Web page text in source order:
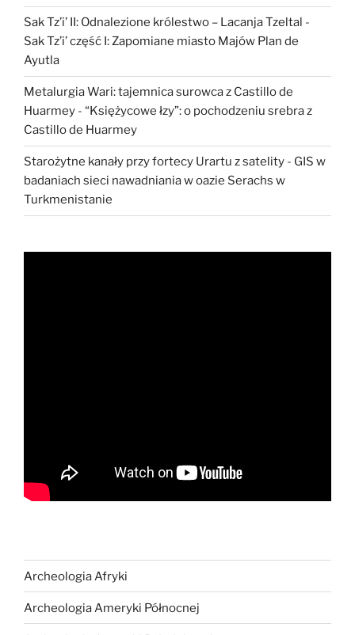
Sak Tz’i’ II: Odnalezione królestwo – Lacanja Tzeltal -
Sak Tz’i’ część I: Zapomiane miasto Majów Plan de
Ayutla
Metalurgia Wari: tajemnica surowca z Castillo de
Huarmey - “Księżycowe łzy”: o pochodzeniu srebra z
Castillo de Huarmey
Starożytne kanały przy fortecy Urartu z satelity - GIS w
badaniach sieci nawadniania w oazie Serachs w
Turkmenistanie
Archeologia Afryki
Archeologia Ameryki Północnej